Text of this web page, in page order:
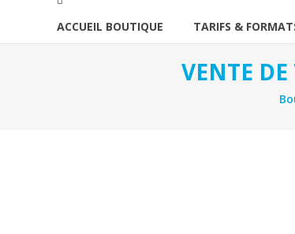
ACCUEIL BOUTIQUE TARIFS &
VENTE